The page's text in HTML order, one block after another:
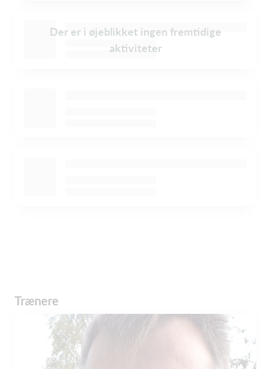
Der er i øjeblikket ingen fremtidige
aktiviteter
Trænere